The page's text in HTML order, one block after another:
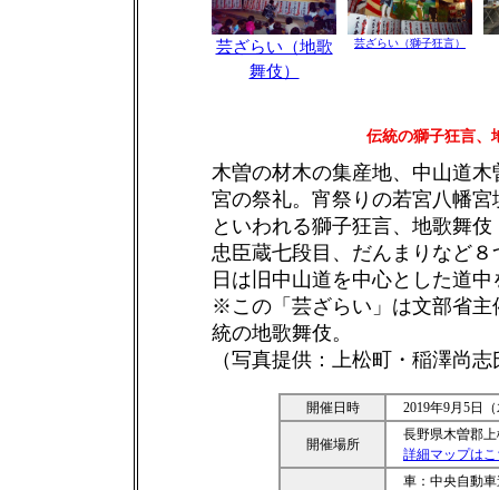
芸ざらい（地歌
舞伎）
芸ざらい（獅子狂言）
伝統の獅子狂言、
木曽の材木の集産地、中山道
宮の祭礼。宵祭りの若宮八幡
といわれる獅子狂言、地歌舞
忠臣蔵七段目、だんまりなど
日は旧中山道を中心とした道
※この「芸ざらい」は文部省主
統の地歌舞伎。
（写真提供：上松町・稲澤尚志
開催日時 2019年9月5日
開催場所
長野県木曽郡
詳細マップは
車：中央自動